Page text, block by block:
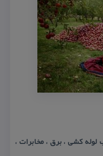
كشی ، برق ، مخابرات ،